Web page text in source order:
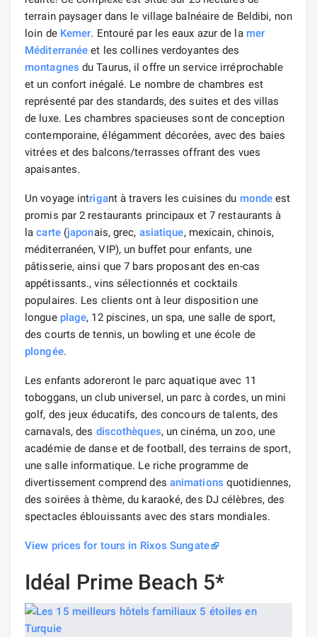
terrain paysager dans le village balnéaire de Beldibi, non
loin de Kemer. Entouré par les eaux azur de la mer
Méditerranée et les collines verdoyantes des
montagnes du Taurus, il offre un service irréprochable
et un confort inégalé. Le nombre de chambres est
représenté par des standards, des suites et des villas
de luxe. Les chambres spacieuses sont de conception
contemporaine, élégamment décorées, avec des baies
vitrées et des balcons/terrasses offrant des vues
apaisantes.
Un voyage intrigant à travers les cuisines du monde est
promis par 2 restaurants principaux et 7 restaurants à
lacarte(japonais, grec, asiatique, mexicain, chinois,
méditerranéen, VIP), un buffet pour enfants, une
pâtisserie, ainsi que 7 bars proposant des en-cas
appétissants., vins sélectionnés et cocktails
populaires. Les clients ont à leur disposition une
longue plage, 12 piscines, un spa, une salle de sport,
des courts de tennis, un bowling et une école de
plongée.
Les enfants adoreront le parc aquatique avec 11
toboggans, un club universel, un parc à cordes, un mini
golf, des jeux éducatifs, des concours de talents, des
carnavals, des discothèques, un cinéma, un zoo, une
académie de danse et de football, des terrains de sport,
une salle informatique. Le riche programme de
divertissement comprend des animations quotidiennes,
des soirées à thème, du karaoké, des DJ célèbres, des
spectacles éblouissants avec des stars mondiales.
View prices for tours in Rixos Sungate
Idéal Prime Beach 5*